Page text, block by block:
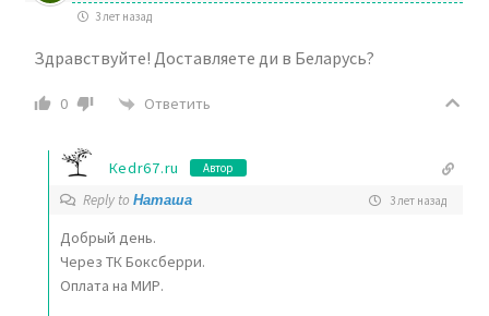
3 лет назад
Здравствуйте! Доставляете ди в Беларусь?
0 Ответить
Кedr67.ru Автор
Reply to Наташа 3 лет назад
Добрый день.
Через ТК Боксберри.
Оплата на МИР.